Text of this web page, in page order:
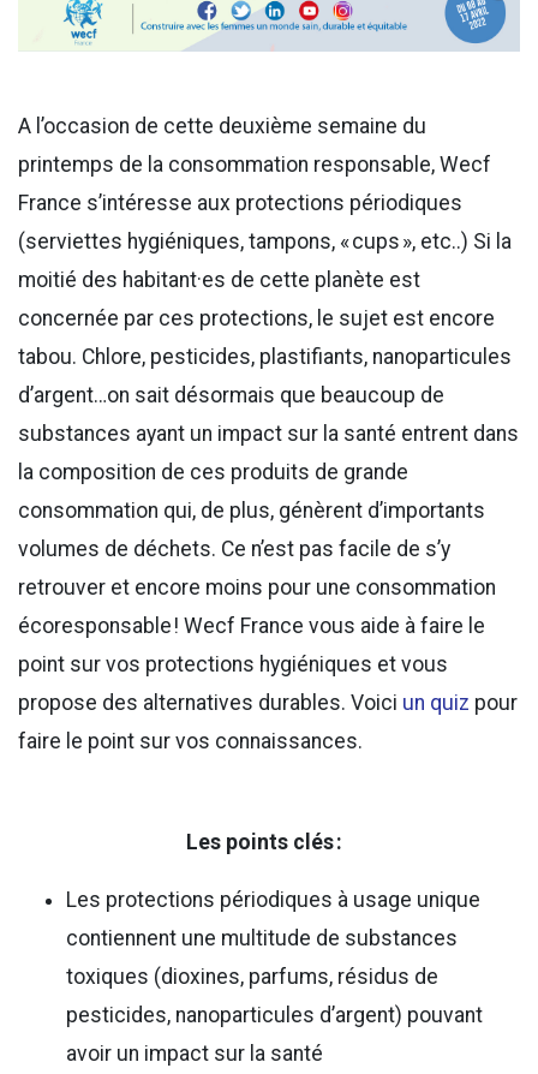
A l’occasion de cette deuxième semaine du
printemps de la consommation responsable, Wecf
France s’intéresse aux protections périodiques
(serviettes hygiéniques, tampons, « cups », etc..) Si la
moitié des habitant·es de cette planète est
concernée par ces protections, le sujet est encore
tabou. Chlore, pesticides, plastifiants, nanoparticules
d’argent…on sait désormais que beaucoup de
substances ayant un impact sur la santé entrent dans
la composition de ces produits de grande
consommation qui, de plus, génèrent d’importants
volumes de déchets. Ce n’est pas facile de s’y
retrouver et encore moins pour une consommation
écoresponsable ! Wecf France vous aide à faire le
point sur vos protections hygiéniques et vous
propose des alternatives durables. Voici un quiz pour
faire le point sur vos connaissances.
Les points clés :
Les protections périodiques à usage unique
contiennent une multitude de substances
toxiques (dioxines, parfums, résidus de
pesticides, nanoparticules d’argent) pouvant
avoir un impact sur la santé